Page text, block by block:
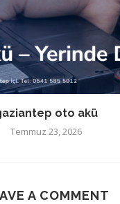
oto akü
Temmuz 23, 2026
A COMMENT